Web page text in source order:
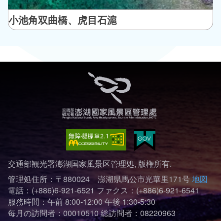
小池角双曲橋、虎目石滬
交通部観光署澎湖国家風景区管理処, 版権所有.
管理処住所：〒880024 澎湖県馬公市光華里171号地図
電話：(+886)6-921-6521 ファクス：(+886)6-921-6541
服務時間：午前 8:00-12:00 午後 1:30-5:30
每月の訪問者：00010510総訪問者：08220963